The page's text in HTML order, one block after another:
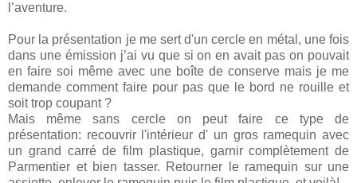
l’aventure.
Pour la présentation je me sert d'un cercle en métal, une fois
dans une émission j’ai vu que si on en avait pas on pouvait
en faire soi même avec une boîte de conserve mais je me
demande comment faire pour pas que le bord ne rouille et
soit trop coupant ?
Mais même sans cercle on peut faire ce type de
présentation: recouvrir l'intérieur d' un gros ramequin avec
un grand carré de film plastique, garnir complètement de
Parmentier et bien tasser. Retourner le ramequin sur une